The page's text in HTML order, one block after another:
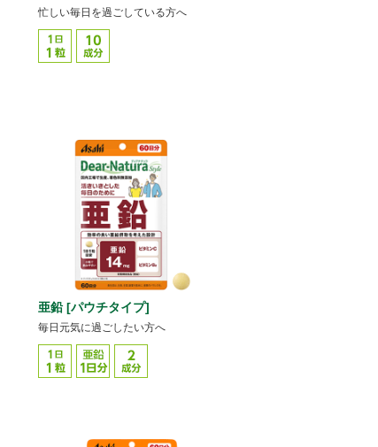
忙しい毎日を過ごしている方へ
亜鉛 [パウチタイプ]
毎日元気に過ごしたい方へ